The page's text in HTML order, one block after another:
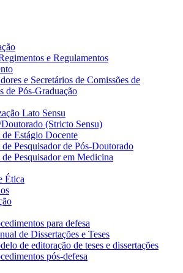
e Regulamentos
e Secretários de Comissões de
de Pós-Graduação
Lato Sensu
(Stricto Sensu)
de Estágio Docente
de Pesquisador de Pós-Doutorado
de Pesquisador em Medicina
Ética
para defesa
de Dissertações e Teses
de editoração de teses e dissertações
pós-defesa